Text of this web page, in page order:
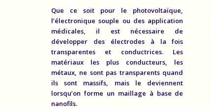
Que ce soit pour le photovoltaïque,
l’électronique souple ou des application
médicales, il est nécessaire de
développer des électrodes à la fois
transparentes et conductrices. Les
matériaux les plus conducteurs, les
métaux, ne sont pas transparents quand
ils sont massifs, mais le deviennent
lorsqu’on forme un maillage à base de
nanofils.